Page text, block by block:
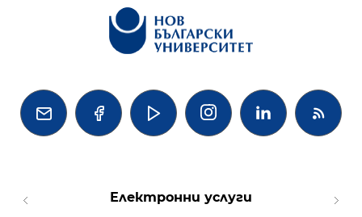
   
Електронни услуги